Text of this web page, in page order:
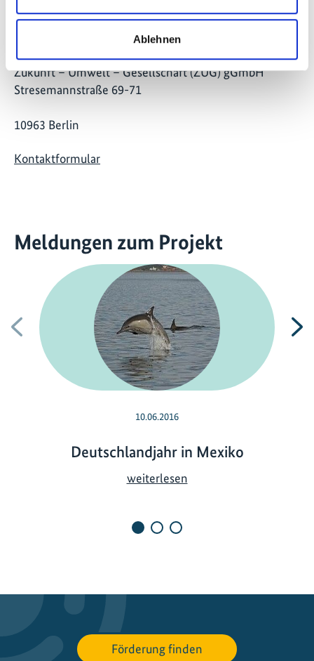
Ablehnen
Kontakt
IKI Office
Zukunft – Umwelt – Gesellschaft (ZUG) gGmbH
Stresemannstraße 69-71
10963 Berlin
Kontaktformular
Meldungen zum Projekt
Vorherige
10.06.2016
Deutschlandjahr in Mexiko
weiterlesenD
n
d
Förderung finden